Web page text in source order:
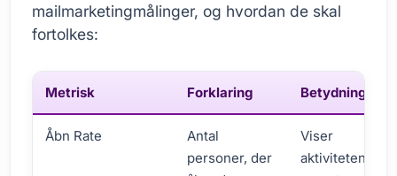
mailmarketingmålinger, og hvordan de skal
fortolkes:
Metrisk Forklaring Betydning
Åbn Rate
Antal
personer, der
Viser
aktiviteten af